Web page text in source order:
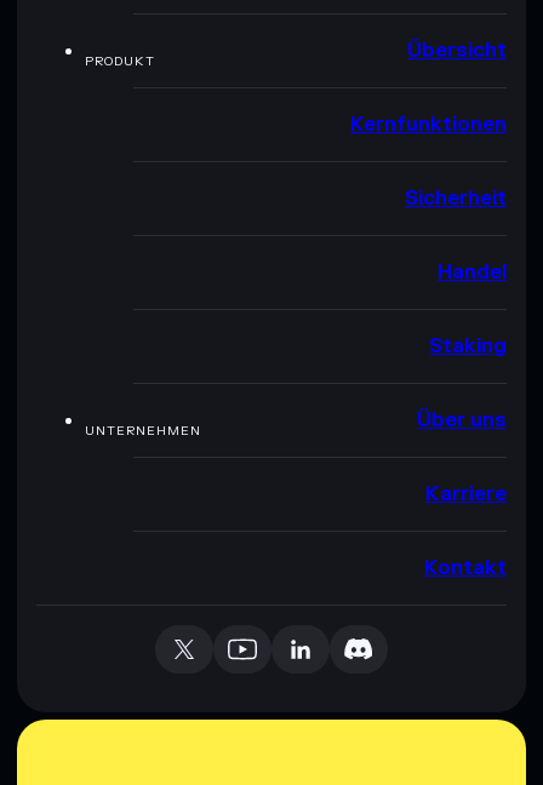
PRODUKT Übersicht
Kernfunktionen
Sicherheit
Handel
Staking
UNTERNEHMEN Über uns
Karriere
Kontakt